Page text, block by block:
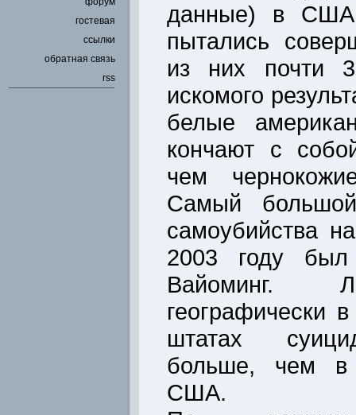
гостевая
ссылки
обратная связь
rss
данные) в США
пытались
из них почти
искомого
белые
кончают с
чем
Самый
самоубийства
2003 году
Вайоминг.
географически
штатах
больше, чем в
США.